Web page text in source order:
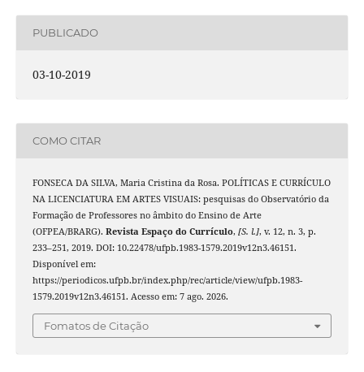
PUBLICADO
03-10-2019
COMO CITAR
FONSECA DA SILVA, Maria Cristina da Rosa. POLÍTICAS E CURRÍCULO
NA LICENCIATURA EM ARTES VISUAIS: pesquisas do Observatório da
Formação de Professores no âmbito do Ensino de Arte
(OFPEA/BRARG). Revista Espaço do Currículo, [S. l.], v. 12, n. 3, p.
233–251, 2019. DOI: 10.22478/ufpb.1983-1579.2019v12n3.46151.
Disponível em:
https://periodicos.ufpb.br/index.php/rec/article/view/ufpb.1983-
1579.2019v12n3.46151. Acesso em: 7 ago. 2026.
Fomatos de Citação